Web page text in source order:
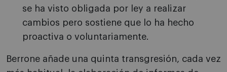
se ha visto obligada por ley a realizar
cambios pero sostiene que lo ha hecho
proactiva o voluntariamente.
Berrone añade una quinta transgresión, cada vez